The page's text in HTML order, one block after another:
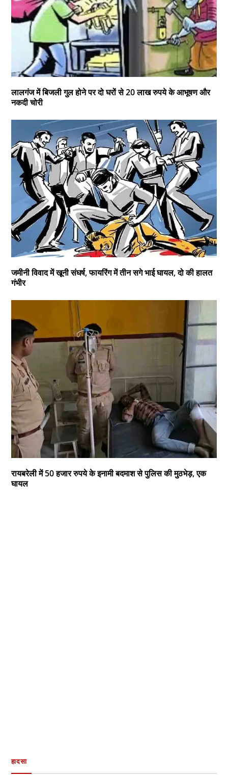
लालगंज में बिजली गुल होने पर दो घरों से 20 लाख रुपये के आभूषण और
नकदी चोरी
जमीनी विवाद में खूनी संघर्ष, फायरिंग में तीन सगे भाई घायल, दो की हालत
गंभीर
रायबरेली में 50 हजार रुपये के इनामी बदमाश से पुलिस की मुठभेड़, एक
घायल
हादसा